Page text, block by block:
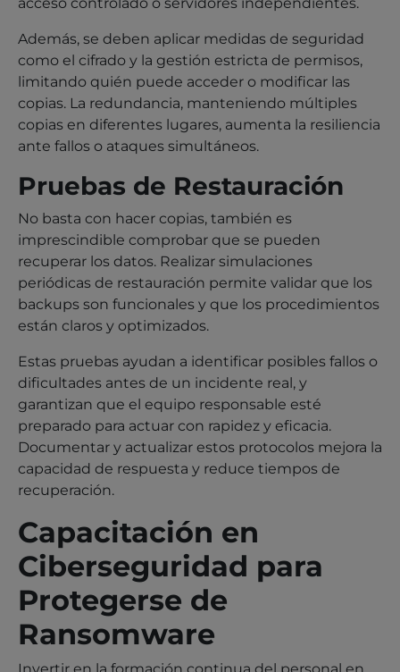
Además, se deben aplicar medidas de seguridad
como el cifrado y la gestión estricta de permisos,
limitando quién puede acceder o modificar las
copias. La redundancia, manteniendo múltiples
copias en diferentes lugares, aumenta la resiliencia
ante fallos o ataques simultáneos.
Pruebas de Restauración
No basta con hacer copias, también es
imprescindible comprobar que se pueden
recuperar los datos. Realizar simulaciones
periódicas de restauración permite validar que los
backups son funcionales y que los procedimientos
están claros y optimizados.
Estas pruebas ayudan a identificar posibles fallos o
dificultades antes de un incidente real, y
garantizan que el equipo responsable esté
preparado para actuar con rapidez y eficacia.
Documentar y actualizar estos protocolos mejora la
capacidad de respuesta y reduce tiempos de
recuperación.
Capacitación en
Ciberseguridad para
Protegerse de
Ransomware